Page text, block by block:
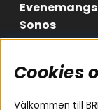
Sonos
Områden
Billjud
Cookies
Välkommen till